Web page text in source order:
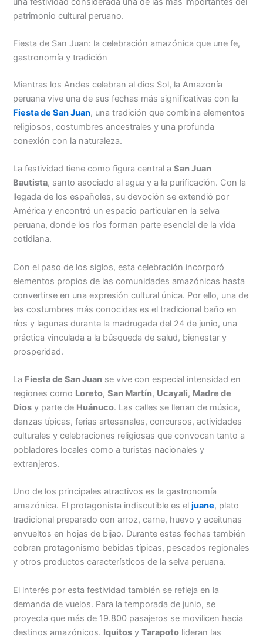
patrimonio cultural peruano.
Fiesta de San Juan: la celebración amazónica que une fe,
gastronomía y tradición
Mientras los Andes celebran al dios Sol, la Amazonía
peruana vive una de sus fechas más significativas con la
Fiesta de San Juan, una tradición que combina elementos
religiosos, costumbres ancestrales y una profunda
conexión con la naturaleza.
La festividad tiene como figura central aSan Juan
Bautista, santo asociado al agua y a la purificación. Con la
llegada de los españoles, su devoción se extendió por
América y encontró un espacio particular en la selva
peruana, donde los ríos forman parte esencial de la vida
cotidiana.
Con el paso de los siglos, esta celebración incorporó
elementos propios de las comunidades amazónicas hasta
convertirse en una expresión cultural única. Por ello, una de
las costumbres más conocidas es el tradicional baño en
ríos y lagunas durante la madrugada del 24 de junio, una
práctica vinculada a la búsqueda de salud, bienestar y
prosperidad.
La Fiesta de San Juan se vive con especial intensidad en
regiones como Loreto,San Martín, Ucayali, Madre de
Dios y parte de Huánuco. Las calles se llenan de música,
danzas típicas, ferias artesanales, concursos, actividades
culturales y celebraciones religiosas que convocan tanto a
pobladores locales como a turistas nacionales y
extranjeros.
Uno de los principales atractivos es la gastronomía
amazónica. El protagonista indiscutible es eljuane, plato
tradicional preparado con arroz, carne, huevo y aceitunas
envueltos en hojas de bijao. Durante estas fechas también
cobran protagonismo bebidas típicas, pescados regionales
y otros productos característicos de la selva peruana.
El interés por esta festividad también se refleja en la
demanda de vuelos. Para la temporada de junio, se
proyecta que más de 19.800 pasajeros se movilicen hacia
destinos amazónicos. Iquitos yTarapoto lideran las